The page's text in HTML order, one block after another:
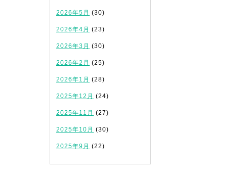
2026年5月 (30)
2026年4月 (23)
2026年3月 (30)
2026年2月 (25)
2026年1月 (28)
2025年12月 (24)
2025年11月 (27)
2025年10月 (30)
2025年9月 (22)